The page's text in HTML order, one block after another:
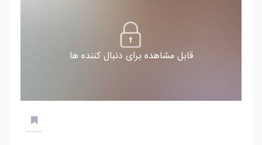
قابل مشاهده برای دنبال کننده ها